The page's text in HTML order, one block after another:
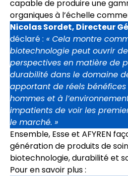
capable de produire une
organiques à l’échelle
Nicolas Sordet, Directeur
déclaré : « Cela montre
biotechnologie peut ouvrir
perspectives en matière de
durabilité dans le domaine
apportant de réels
hommes et à
impatients de voir les
le marché. »
Ensemble, Esse et AFYREN
génération de produits de
biotechnologie, durabilité et
Pour en savoir plus :